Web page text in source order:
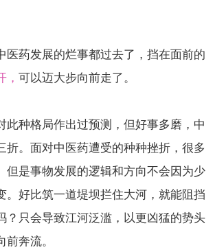
医药发展的烂事都过去了，挡在面前的
， 可以迈大步向前走了。
此种格局作出过预测，但好事多磨，中
折。面对中医药遭受的种种挫折，很多
但是事物发展的逻辑和方向不会因为少
。好比筑一道堤坝拦住大河，就能阻挡
？只会导致江河泛滥，以更凶猛的势头
奔流。